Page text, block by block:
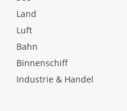
Land
Luft
Bahn
Binnenschiff
Industrie & Handel